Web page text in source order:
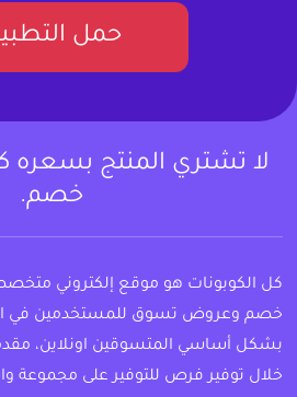
حمل
لا تشتري المنتج بسعره
خصم.
كل الكوبونات هو موقع إلكتروني
خصم وعروض تسوق للمستخدمين في
بشكل أساسي المتسوقين اونلاين،
خلال توفير فرص للتوفير على مجموعة